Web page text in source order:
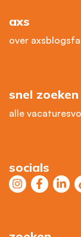
axs
over axsblogs
snel zoeken
alle vacatures
socials